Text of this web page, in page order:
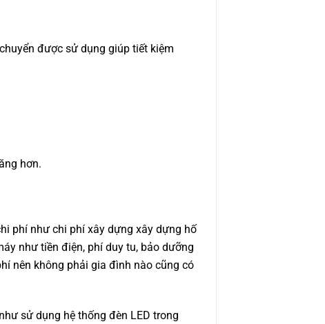
được sử dụng giúp tiết kiệm
hơn.
phí như chi phí xây dựng xây dựng hố
như tiền điện, phí duy tu, bảo dưỡng
nên không phải gia đình nào cũng có
sử dụng hệ thống đèn LED trong